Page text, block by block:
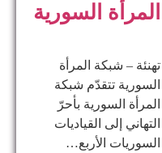
المرأة السورية
تهنئة – شبكة المرأة
السورية تتقدّم شبكة
المرأة السورية بأحرّ
التهاني إلى القياديات
السوريات الأربع…